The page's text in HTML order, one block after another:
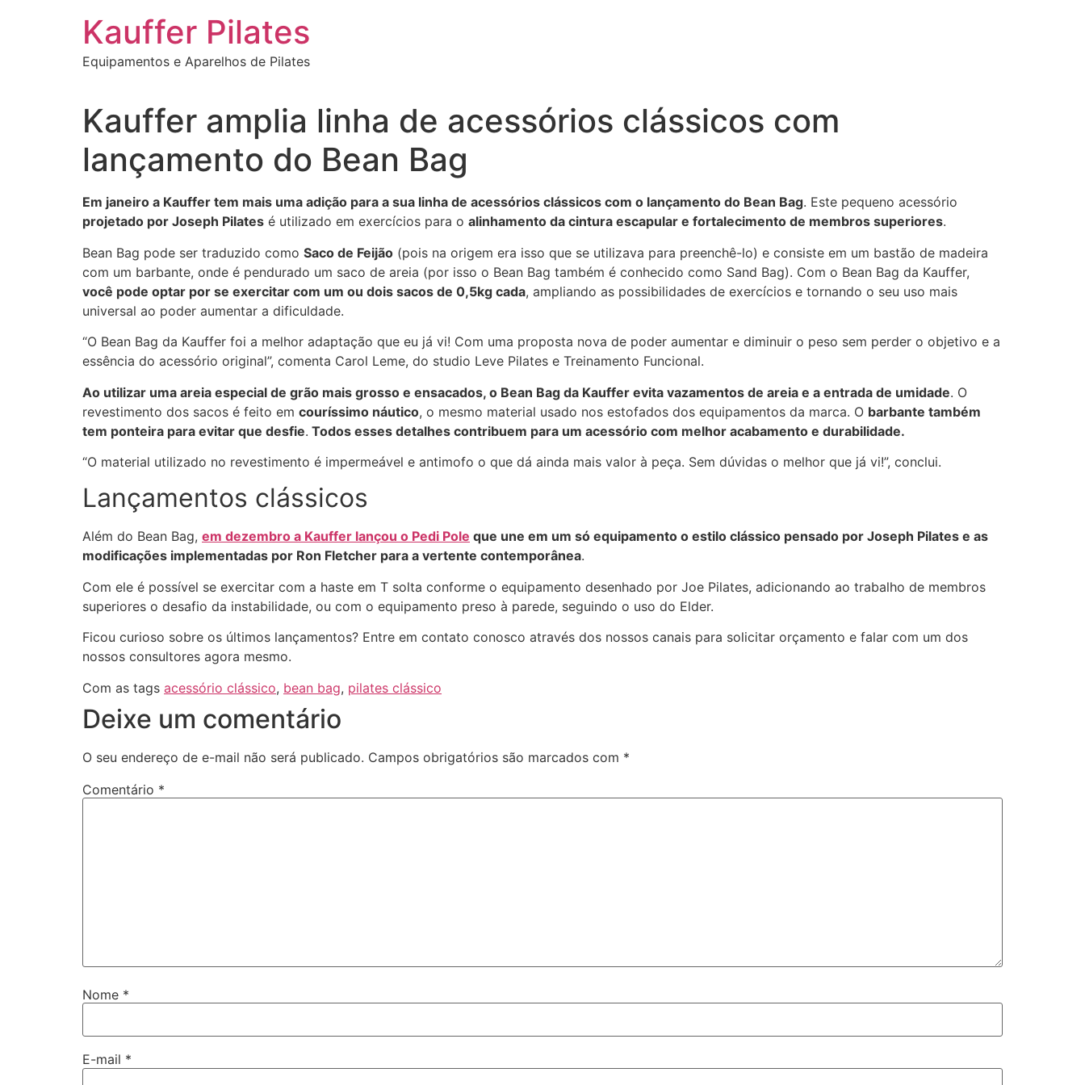
Kauffer Pilates
Equipamentos e Aparelhos de Pilates
Kauffer amplia linha de acessórios clássicos com
lançamento do Bean Bag
Em janeiro a Kauffer tem mais uma adição para a sua linha de acessórios clássicos com o lançamento do Bean Bag. Este pequeno acessório
projetado por Joseph Pilates é utilizado em exercícios para o alinhamento da cintura escapular e fortalecimento de membros superiores.
Bean Bag pode ser traduzido como Saco de Feijão (pois na origem era isso que se utilizava para preenchê-lo) e consiste em um bastão de madeira
com um barbante, onde é pendurado um saco de areia (por isso o Bean Bag também é conhecido como Sand Bag). Com o Bean Bag da Kauffer,
você pode optar por se exercitar com um ou dois sacos de 0,5kg cada, ampliando as possibilidades de exercícios e tornando o seu uso mais
universal ao poder aumentar a dificuldade.
“O Bean Bag da Kauffer foi a melhor adaptação que eu já vi! Com uma proposta nova de poder aumentar e diminuir o peso sem perder o objetivo e a
essência do acessório original”, comenta Carol Leme, do studio Leve Pilates e Treinamento Funcional.
Ao utilizar uma areia especial de grão mais grosso e ensacados, o Bean Bag da Kauffer evita vazamentos de areia e a entrada de umidade. O
revestimento dos sacos é feito em couríssimo náutico, o mesmo material usado nos estofados dos equipamentos da marca. O barbante também
tem ponteira para evitar que desfie. Todos esses detalhes contribuem para um acessório com melhor acabamento e durabilidade.
“O material utilizado no revestimento é impermeável e antimofo o que dá ainda mais valor à peça. Sem dúvidas o melhor que já vi!”, conclui.
Lançamentos clássicos
Além do Bean Bag, em dezembro a Kauffer lançou o Pedi Pole que une em um só equipamento o estilo clássico pensado por Joseph Pilates e as
modificações implementadas por Ron Fletcher para a vertente contemporânea.
Com ele é possível se exercitar com a haste em T solta conforme o equipamento desenhado por Joe Pilates, adicionando ao trabalho de membros
superiores o desafio da instabilidade, ou com o equipamento preso à parede, seguindo o uso do Elder.
Ficou curioso sobre os últimos lançamentos? Entre em contato conosco através dos nossos canais para solicitar orçamento e falar com um dos
nossos consultores agora mesmo.
Com as tags acessório clássico, bean bag, pilates clássico
Deixe um comentário
O seu endereço de e-mail não será publicado. Campos obrigatórios são marcados com *
Comentário *
Nome *
E-mail *